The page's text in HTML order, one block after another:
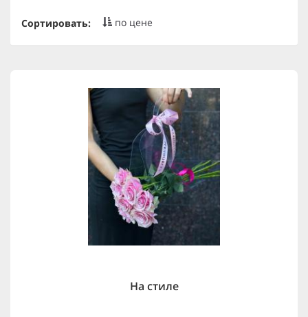
Сортировать: по цене
На стиле